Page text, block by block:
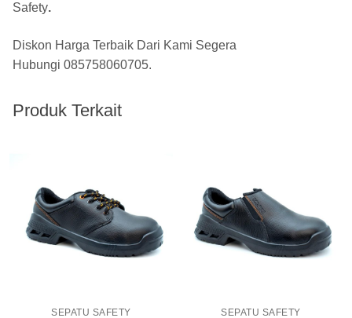
Safety.
Diskon Harga Terbaik Dari Kami Segera
Hubungi 085758060705.
Produk Terkait
SEPATU SAFETY SEPATU SAFETY